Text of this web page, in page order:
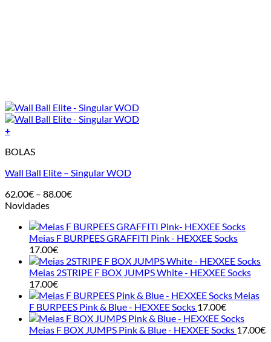
+
BOLAS
Wall Ball Elite – Singular WOD
62.00€ – 88.00€Price
through
88.00€
Novidades
Meias F BURPEES GRAFFITI Pink - HEXXEE Socks
17.00€
Meias 2STRIPE F BOX JUMPS White - HEXXEE Socks
17.00€
Meias
F BURPEES Pink & Blue - HEXXEE Socks 17.00€
Meias F BOX JUMPS Pink & Blue - HEXXEE Socks 17.00€